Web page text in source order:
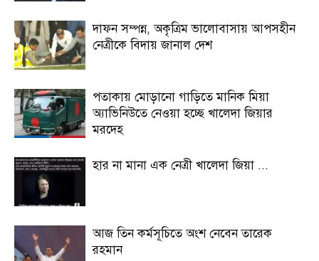
দাফন সম্পন্ন, অকৃত্রিম ভালোবাসায় আপসহীন
নেত্রীকে বিদায় জানাল দেশ
পতাকায় মোড়ানো গাড়িতে মানিক মিয়া
অ্যাভিনিউতে নেওয়া হচ্ছে খালেদা জিয়ার
মরদেহ
হার না মানা এক নেত্রী খালেদা জিয়া ...
আজ তিন কর্মসূচিতে অংশ নেবেন তারেক
রহমান